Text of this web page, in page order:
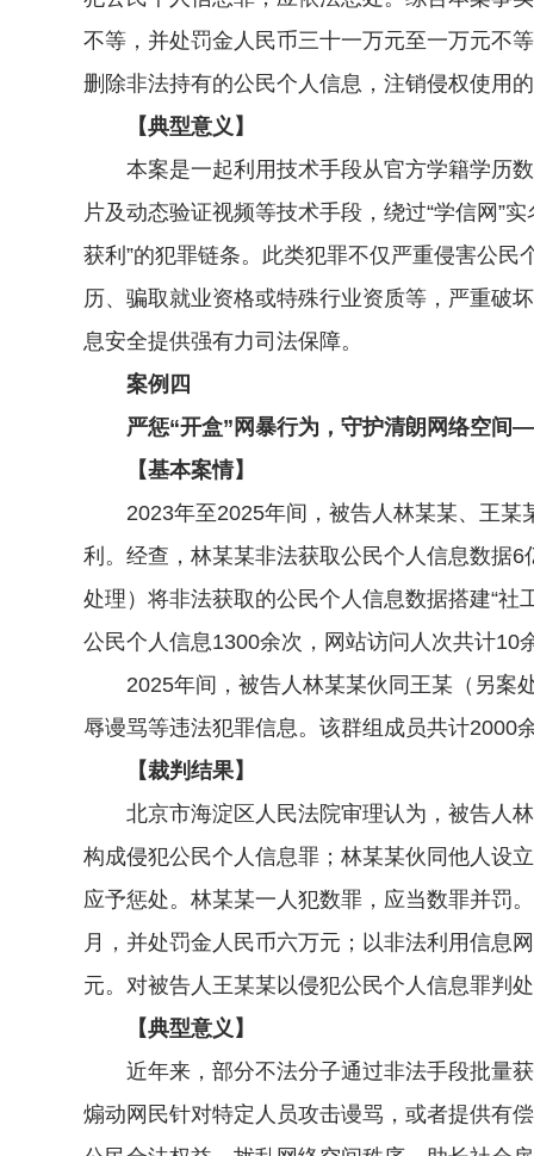
不等，并处罚金人民币三十一万元至一万元不
删除非法持有的公民个人信息，注销侵权使用
【典型意义】
本案是一起利用技术手段从官方学籍学历数
片及动态验证视频等技术手段，绕过“学信网
获利”的犯罪链条。此类犯罪不仅严重侵害公
历、骗取就业资格或特殊行业资质等，严重破
息安全提供强有力司法保障。
案例四
严惩“开盒”网暴行为，守护清朗网络空间
【基本案情】
2023年至2025年间，被告人林某某、王某
利。经查，林某某非法获取公民个人信息数据
处理）将非法获取的公民个人信息数据搭建“
公民个人信息1300余次，网站访问人次共计10
2025年间，被告人林某某伙同王某（另案处
辱谩骂等违法犯罪信息。该群组成员共计2000
【裁判结果】
北京市海淀区人民法院审理认为，被告人林
构成侵犯公民个人信息罪；林某某伙同他人设
应予惩处。林某某一人犯数罪，应当数罪并罚
月，并处罚金人民币六万元；以非法利用信息
元。对被告人王某某以侵犯公民个人信息罪判
【典型意义】
近年来，部分不法分子通过非法手段批量获
煽动网民针对特定人员攻击谩骂，或者提供有